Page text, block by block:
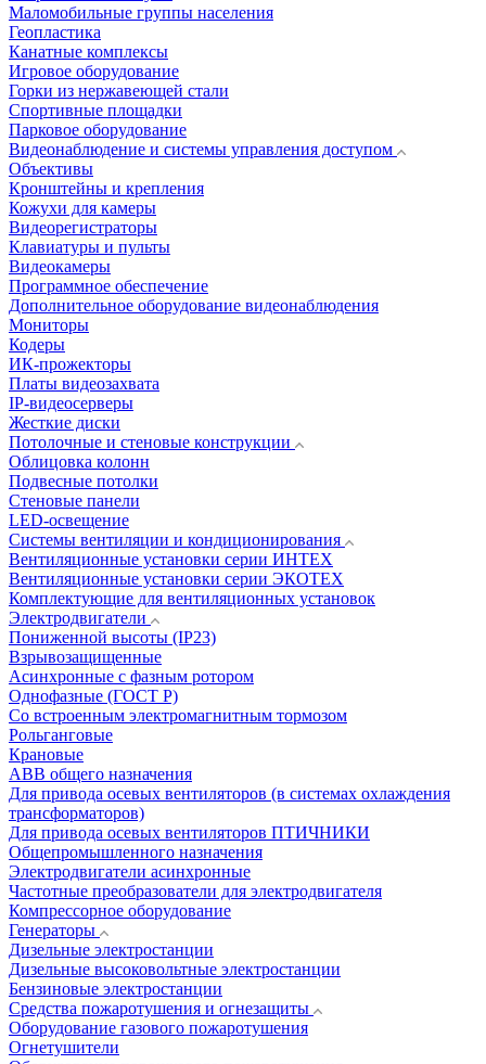
Маломобильные группы населения
Геопластика
Канатные комплексы
Игровое оборудование
Горки из нержавеющей стали
Спортивные площадки
Парковое оборудование
Видеонаблюдение и системы управления доступом
Объективы
Кронштейны и крепления
Кожухи для камеры
Видеорегистраторы
Клавиатуры и пульты
Видеокамеры
Программное обеспечение
Дополнительное оборудование видеонаблюдения
Мониторы
Кодеры
ИК-прожекторы
Платы видеозахвата
IP-видеосерверы
Жесткие диски
Потолочные и стеновые конструкции
Облицовка колонн
Подвесные потолки
Стеновые панели
LED-освещение
Системы вентиляции и кондиционирования
Вентиляционные установки серии ИНТЕХ
Вентиляционные установки серии ЭКОТЕХ
Комплектующие для вентиляционных установок
Электродвигатели
Пониженной высоты (IP23)
Взрывозащищенные
Асинхронные с фазным ротором
Однофазные (ГОСТ Р)
Со встроенным электромагнитным тормозом
Рольганговые
Крановые
АВВ общего назначения
Для привода осевых вентиляторов (в системах охлаждения
трансформаторов)
Для привода осевых вентиляторов ПТИЧНИКИ
Общепромышленного назначения
Электродвигатели асинхронные
Частотные преобразователи для электродвигателя
Компрессорное оборудование
Генераторы
Дизельные электростанции
Дизельные высоковольтные электростанции
Бензиновые электростанции
Средства пожаротушения и огнезащиты
Оборудование газового пожаротушения
Огнетушители